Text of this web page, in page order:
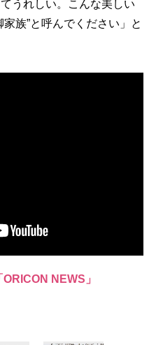
うれしい。こんな美しい
族”と呼んでください」と
NEWS」